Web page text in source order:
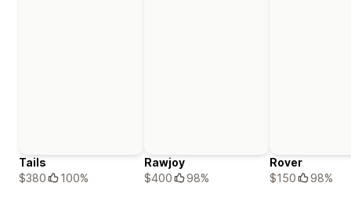
Tails
$380
100%
Rawjoy
$400
98%
Rover
$150
98%